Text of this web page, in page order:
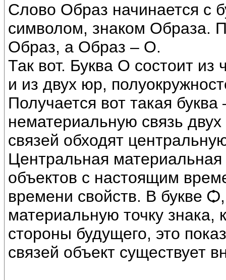
Слово Образ начинается с
символом, знаком Образа.
Образ, а Образ – О.
Так вот. Буква О состоит из
и из двух юр,
Получается вот такая
нематериальную связь
связей обходят
Центральная материальная
объектов с настоящим
времени свойств. В букве
материальную точку знака,
стороны будущего, это
связей объект существует